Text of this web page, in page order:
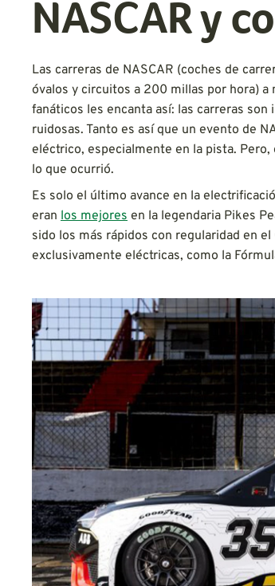
NASCAR y
Las carreras de NASCAR (coches de
óvalos y circuitos a 200 millas por hora) a
fanáticos les encanta así: las carreras
ruidosas. Tanto es así que un evento de
eléctrico, especialmente en la pista.
lo que ocurrió.
Es solo el último avance en la
eran los mejores en la legendaria Pikes
sido los más rápidos con regularidad en
exclusivamente eléctricas, como la